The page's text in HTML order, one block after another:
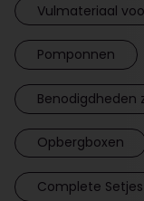
Vulmateriaal
Pomponnen
Benodigdheden
Opbergboxen
Complete Setjes